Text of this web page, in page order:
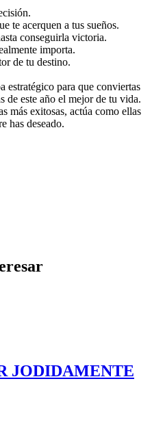
te acerquen a tus sueños.
conseguirla victoria.
importa.
de tu destino.
estratégico para que conviertas
de este año el mejor de tu vida.
más exitosas, actúa como ellas
has deseado.
JODIDAMENTE